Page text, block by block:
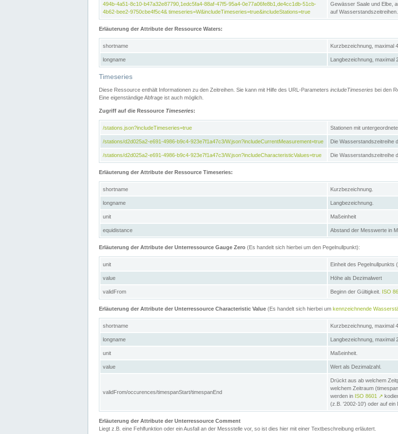
494b-4a51-8c10-b47a32e87790,1edc5fa4-88af-47f5-95a4-0e77a06fe8b1,de4cc1db-51cb-
4b62-bee2-9750cbe4f5c4& timeseries=W&includeTimeseries=true&includeStations=true
Gewässer Saale und Elbe,
auf Wasserstandszeitreihen.
Erläuterung der Attribute der Ressource Waters:
shortname Kurzbezeichnung, maximal
longname Langbezeichnung, maximal
Timeseries
Diese Ressource enthält Informationen zu den Zeitreihen. Sie kann mit Hilfe des URL-Parameters includeTimeseries bei den
Eine eigenständige Abfrage ist auch möglich.
Zugriff auf die Ressource Timeseries:
/stations.json?includeTimeseries=true Stationen mit
/stations/d2d025a2-e691-4986-b9c4-923e7f1a47c3/W.json?includeCurrentMeasurement=true Die Wasserstandszeitreihe
/stations/d2d025a2-e691-4986-b9c4-923e7f1a47c3/W.json?includeCharacteristicValues=true Die Wasserstandszeitreihe
Erläuterung der Attribute der Ressource Timeseries:
shortname Kurzbezeichnung.
longname Langbezeichnung.
unit Maßeinheit
equidistance Abstand der Messwerte in
Erläuterung der Attribute der Unterressource Gauge Zero (Es handelt sich hierbei um den Pegelnullpunkt):
unit Einheit des Pegelnullpunkts
value Höhe als Dezimalwert
validFrom Beginn der Gültigkeit. ISO
Erläuterung der Attribute der Unterressource Characteristic Value (Es handelt sich hierbei um kennzeichnende
shortname Kurzbezeichnung, maximal
longname Langbezeichnung, maximal
unit Maßeinheit.
value Wert als Dezimalzahl.
validFrom/occurences/timespanStart/timespanEnd
Drückt aus ab welchem
welchem Zeitraum
werden in ISO 8601 ↗
(z.B. '2002-10') oder auf ein
Erläuterung der Attribute der Unterressource Comment
Liegt z.B. eine Fehlfunktion oder ein Ausfall an der Messstelle vor, so ist dies hier mit einer Textbeschreibung erläutert.